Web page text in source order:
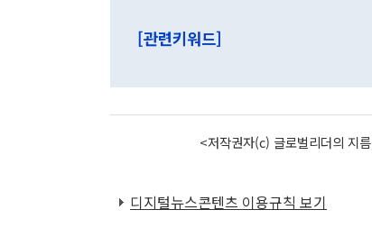
[관련키워드]
<저작권자(c) 글로벌리더의 지
디지털뉴스콘텐츠 이용규칙 보기